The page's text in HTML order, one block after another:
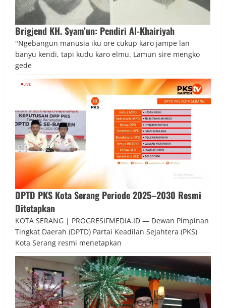
Brigjend KH. Syam’un: Pendiri Al-Khairiyah
"Ngebangun manusia iku ore cukup karo jampe lan
banyu kendi, tapi kudu karo elmu. Lamun sire mengko
gede
DPTD PKS Kota Serang Periode 2025–2030 Resmi
Ditetapkan
KOTA SERANG | PROGRESIFMEDIA.ID — Dewan Pimpinan
Tingkat Daerah (DPTD) Partai Keadilan Sejahtera (PKS)
Kota Serang resmi menetapkan